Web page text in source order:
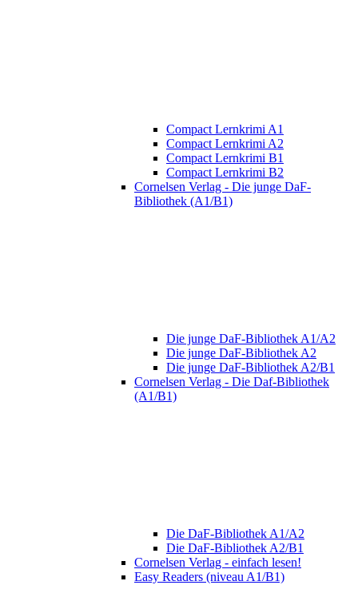
Compact Lernkrimi A1
Compact Lernkrimi A2
Compact Lernkrimi B1
Compact Lernkrimi B2
Cornelsen Verlag - Die junge DaF-
Bibliothek (A1/B1)
Die junge DaF-Bibliothek A1/A2
Die junge DaF-Bibliothek A2
Die junge DaF-Bibliothek A2/B1
Cornelsen Verlag - Die Daf-Bibliothek
(A1/B1)
Die DaF-Bibliothek A1/A2
Die DaF-Bibliothek A2/B1
Cornelsen Verlag - einfach lesen!
Easy Readers (niveau A1/B1)